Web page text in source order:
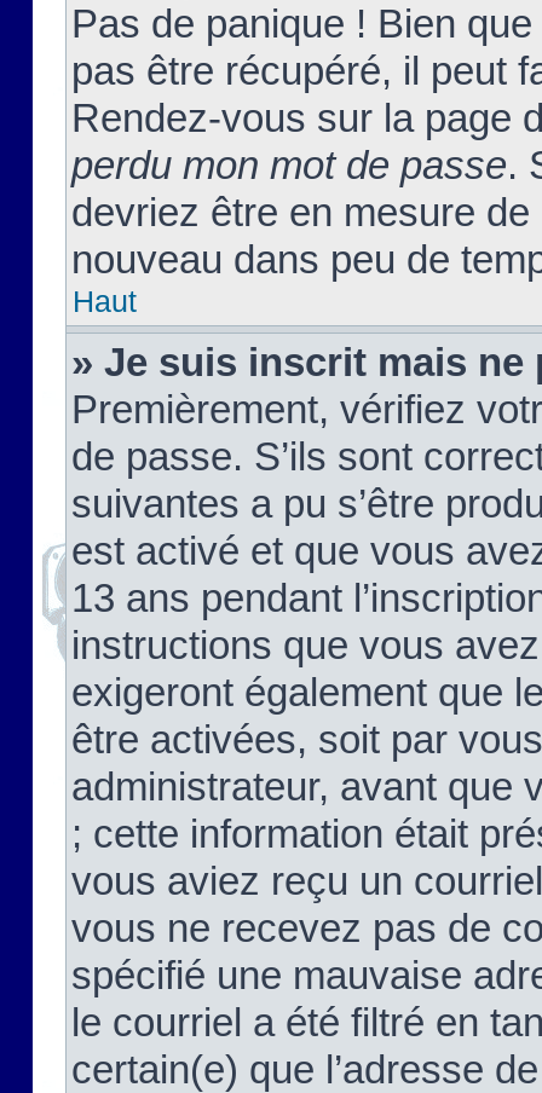
Pas de panique ! Bien
pas être récupéré, il peut
Rendez-vous sur la page
perdu mon mot de passe.
devriez être en mesure
nouveau dans peu de
Haut
» Je suis inscrit mais ne
Premièrement, vérifiez
de passe. S’ils sont
suivantes a pu s’être
est activé et que vous
13 ans pendant
instructions que vous
exigeront également que
être activées, soit par
administrateur, avant que
; cette information était
vous aviez reçu un
vous ne recevez pas de
spécifié une mauvaise
le courriel a été filtré en
certain(e) que l’adresse